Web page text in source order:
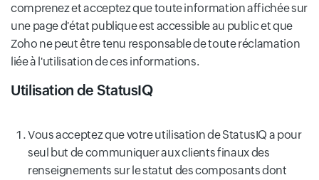
comprenez et acceptez que toute information affichée sur
une page d'état publique est accessible au public et que
Zoho ne peut être tenu responsable de toute réclamation
liée à l'utilisation de ces informations.
Utilisation de StatusIQ
Vous acceptez que votre utilisation de StatusIQ a pour
seul but de communiquer aux clients finaux des
renseignements sur le statut des composants dont